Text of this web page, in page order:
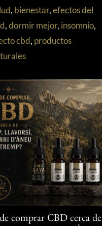
, bienestar,efectos del
,dormir mejor, insomnio,
cbd, productos
comprar CBD cerca de